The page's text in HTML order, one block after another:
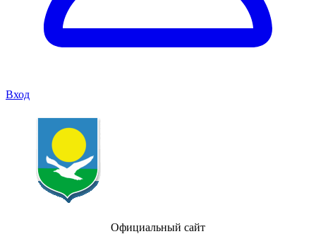
Вход
Официальный сайт